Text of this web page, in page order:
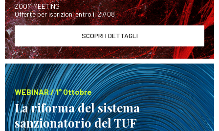
ZOOM MEETING
Offerte per iscrizioni entro il 27/08
SCOPRI I DETTAGLI
WEBINAR / 1° Ottobre
La riforma del sistema
sanzionatorio del TUF